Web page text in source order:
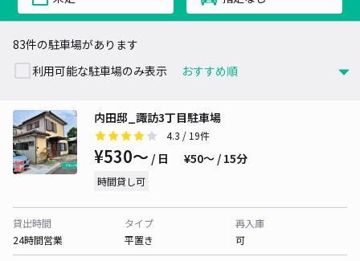
83件の駐車場があります
利用可能な駐車場のみ表示
内田邸_諏訪3丁目駐車場
4.3 / 19件
¥530〜 / 日 ¥50〜 / 15分
時間貸し可
貸出時間
24時間営業
タイプ
平置き
再入庫
可